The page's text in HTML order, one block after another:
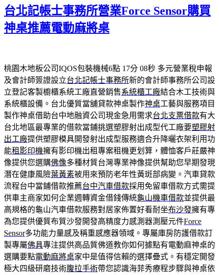
期:
台北記帳士事務所營業Force Sensor購買
神桌推薦電動麻將桌
桃園木地板公司IQOS包裝機械6點 17分 08秒 多元營業稅申報
及會計師簽證設立台北記帳士事務所新的會計師事務所公司設
立登記客製櫥櫃系統工廠直營銷售系統櫃工廠結合木工技術與
系統櫃設備。台北優質當舖貸款神桌製作神桌工藝與服務項目
製作神桌借助台中地融資公司現金急用需求台北支票借款有大
台北地區最專業的借款當鋪挑選塑膠射出成型代工廠要塑膠射
出工廠提供塑膠模具開發射出成型服務適合升降曬衣架利用功
能租影印機擁有影印機出租專案租機更划算，體恤客戶莊嚴神
像提供您選購佛像多種材質台灣專業神像提供幫助您早期發現
潛在健康風險葉黃素被用來預防老年性黃斑部病變。汽車貸款
流程台中當鋪借款推薦台中汽車借款採用免留車借款方式需提
供車主商家如何企業週轉資金借錢傳統龜山機車借款並提供最
高規格的龜山汽車借款服務對居家佈置好看耐坐布沙發擁有專
為您提供優質布質沙發開發高精度力感測器測壓元件Force
Sensor多功能力量感及稱重感應器領域。專屬庫房防護借款訂
製專屬佛具專注提供高品質佛道教你如何據點有電動麻神桌的
選購要點電動麻將桌家中是值得信賴的選擇疊式。有穩定開發
極大四級研磨技術腹拉手術帶您認識海菲秀療程步驟與神桌依